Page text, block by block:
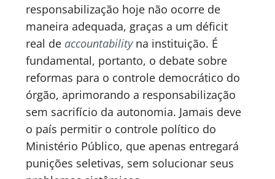
responsabilização hoje não ocorre de
maneira adequada, graças a um déficit
real de accountabilityna instituição. É
fundamental, portanto, o debate sobre
reformas para o controle democrático do
órgão, aprimorando a responsabilização
sem sacrifício da autonomia. Jamais deve
o país permitir o controle político do
Ministério Público, que apenas entregará
punições seletivas, sem solucionar seus